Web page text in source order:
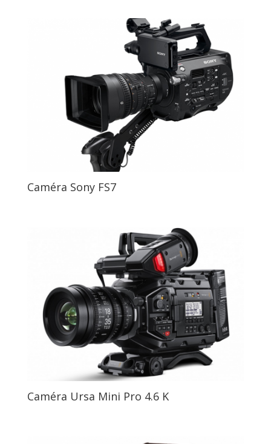
Caméra Sony FS7
Caméra Ursa Mini Pro 4.6 K